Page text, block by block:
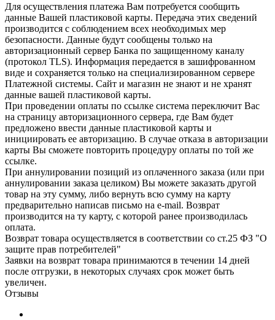
Для осуществления платежа Вам потребуется сообщить
данные Вашей пластиковой карты. Передача этих сведений
производится с соблюдением всех необходимых мер
безопасности. Данные будут сообщены только на
авторизационный сервер Банка по защищенному каналу
(протокол TLS). Информация передается в зашифрованном
виде и сохраняется только на специализированном сервере
Платежной системы. Сайт и магазин не знают и не хранят
данные вашей пластиковой карты.
При проведении оплаты по ссылке система переключит Вас
на страницу авторизационного сервера, где Вам будет
предложено ввести данные пластиковой карты и
инициировать ее авторизацию. В случае отказа в авторизации
карты Вы сможете повторить процедуру оплаты по той же
ссылке.
При аннулировании позиций из оплаченного заказа (или при
аннулировании заказа целиком) Вы можете заказать другой
товар на эту сумму, либо вернуть всю сумму на карту
предварительно написав письмо на e-mail. Возврат
производится на ту карту, с которой ранее производилась
оплата.
Возврат товара осуществляется в соответствии со ст.25 ФЗ "О
защите прав потребителей"
Заявки на возврат товара принимаются в течении 14 дней
после отгрузки, в некоторых случаях срок может быть
увеличен.
Отзывы